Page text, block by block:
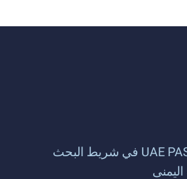
ابحث عن UAE PASS في شريط البحث